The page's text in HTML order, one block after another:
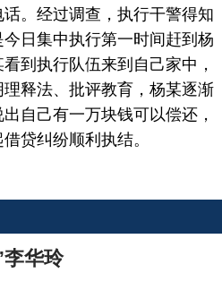
。经过调查，执行干警得知
日集中执行第一时间赶到杨
到执行队伍来到自己家中，
释法、批评教育，杨某逐渐
自己有一万块钱可以偿还，
贷纠纷顺利执结。
李华玲